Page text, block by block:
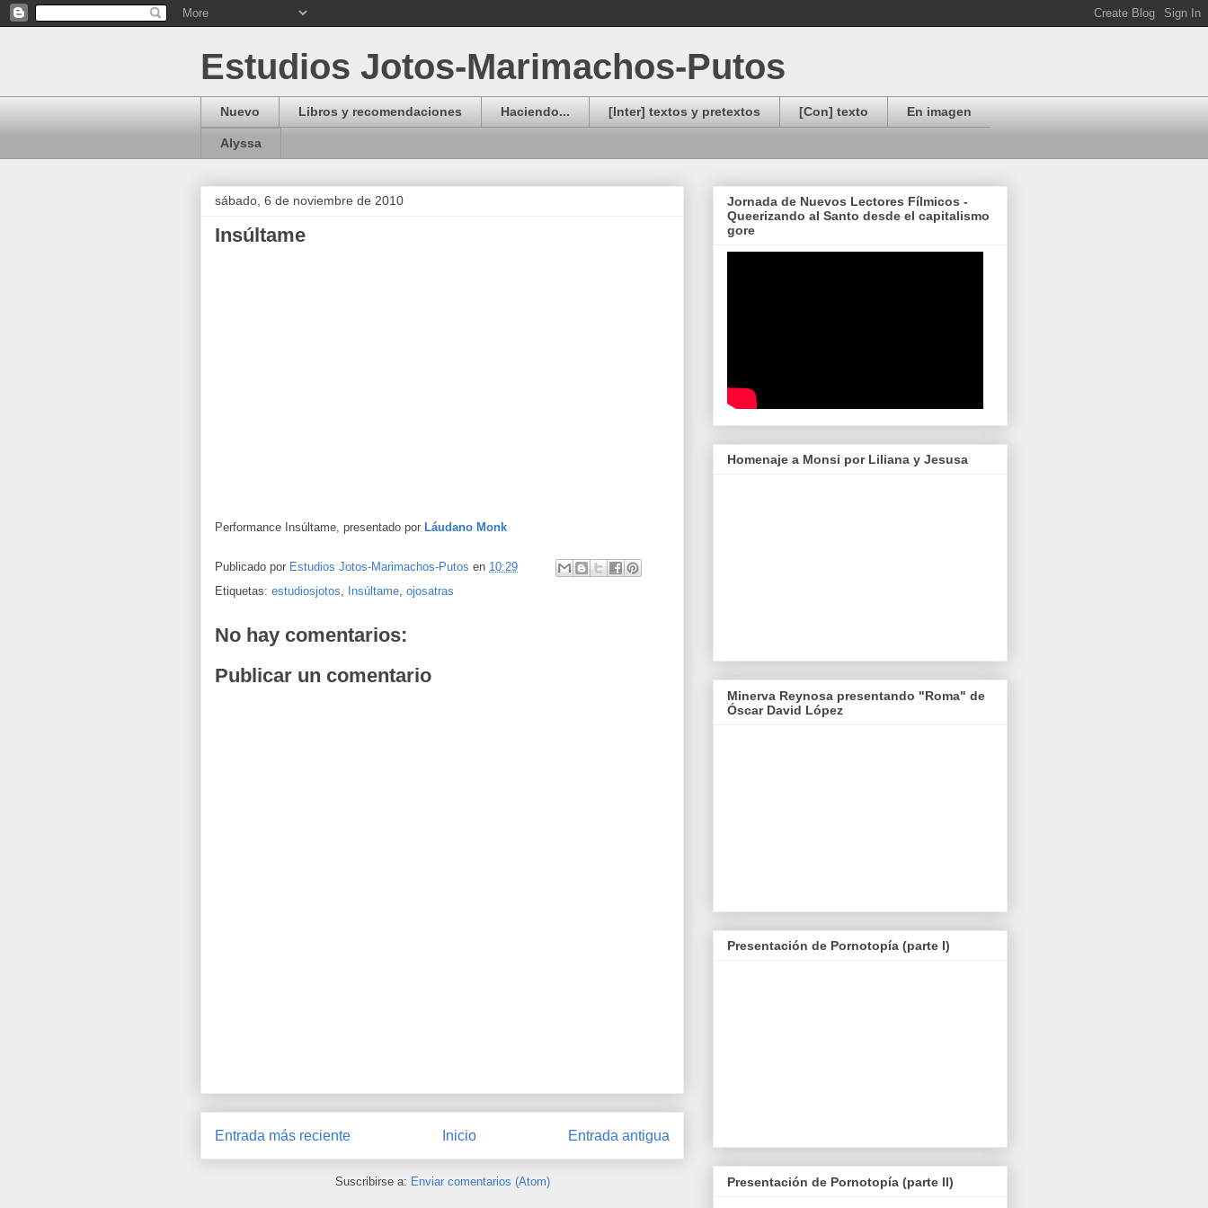
Estudios Jotos-Marimachos-Putos
Nuevo Libros y recomendaciones Haciendo... [Inter] textos y pretextos [Con] texto En imagen
Alyssa
sábado, 6 de noviembre de 2010
Insúltame
Performance Insúltame, presentado por Láudano Monk
Publicado por Estudios Jotos-Marimachos-Putos en 10:29
Etiquetas: estudiosjotos Insúltame ojosatras
No hay comentarios:
Publicar un comentario
Entrada más reciente Entrada antigua
Inicio
Suscribirse a: Enviar comentarios (Atom)
Jornada de Nuevos Lectores Fílmicos -
Queerizando al Santo desde el capitalismo
gore
Homenaje a Monsi por Liliana y Jesusa
Minerva Reynosa presentando "Roma" de
Óscar David López
Presentación de Pornotopía (parte I)
Presentación de Pornotopía (parte II)